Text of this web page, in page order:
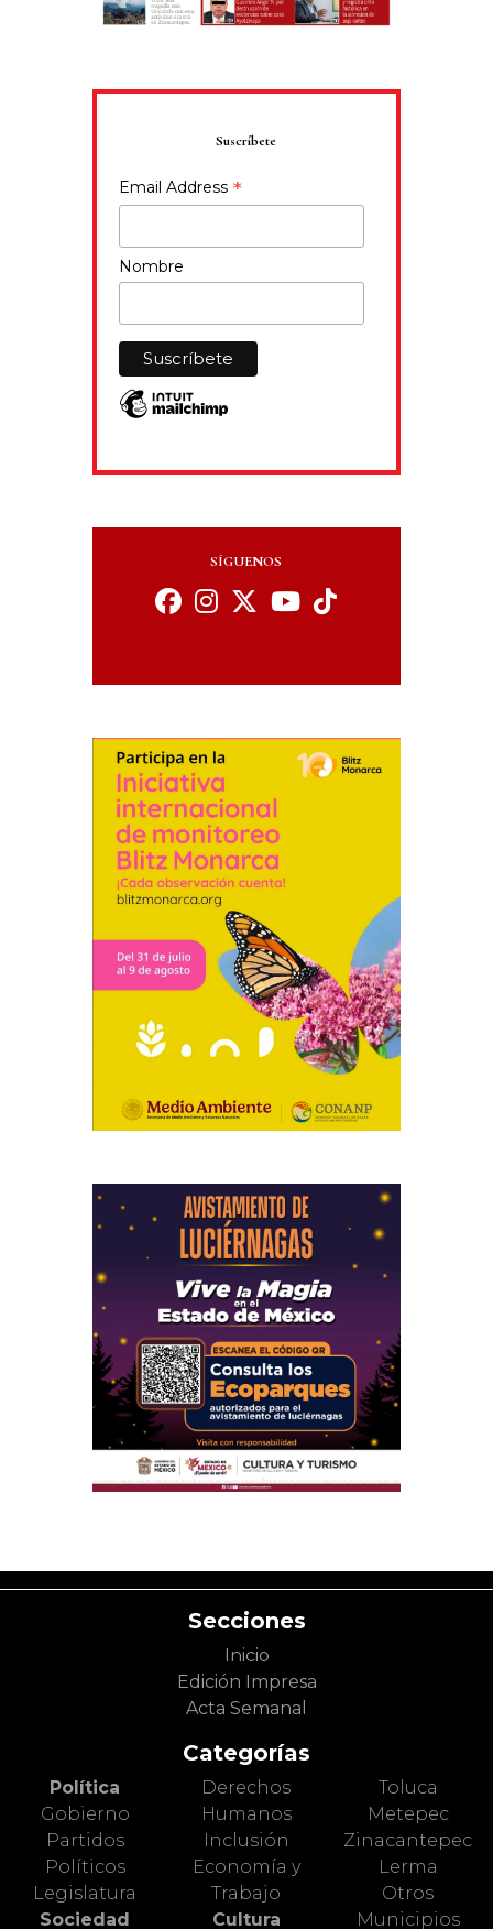
Suscríbete
Email Address *
Nombre
SÍGUENOS
Secciones
Inicio
Edición Impresa
Acta Semanal
Categorías
Política
Gobierno
Partidos
Políticos
Legislatura
Sociedad
Derechos
Humanos
Inclusión
Economía y
Trabajo
Cultura
Toluca
Metepec
Zinacantepec
Lerma
Otros
Municipios